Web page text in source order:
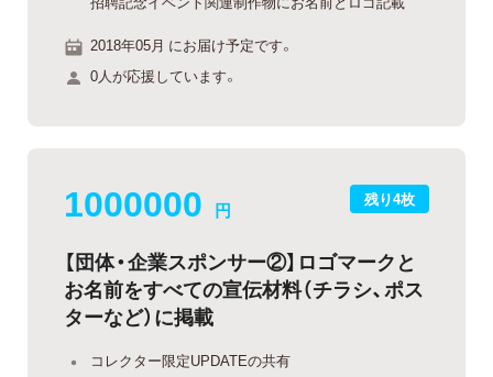
2018年05月 にお届け予定です。
0人が応援しています。
残り4枚
1000000 円
【団体・企業スポンサー②】ロゴマークと
お名前をすべての宣伝材料（チラシ、ポス
ターなど）に掲載
コレクター限定UPDATEの共有